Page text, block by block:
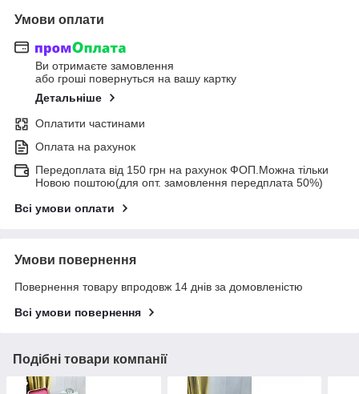
Умови оплати
Ви отримаєте замовлення
або гроші повернуться на вашу картку
Детальніше
Оплатити частинами
Оплата на рахунок
Передоплата від 150 грн на рахунок ФОП.Можна тільки
Новою поштою(для опт. замовлення передплата 50%)
Всі умови оплати
Умови повернення
Повернення товару впродовж 14 днів за домовленістю
Всі умови повернення
Подібні товари компанії